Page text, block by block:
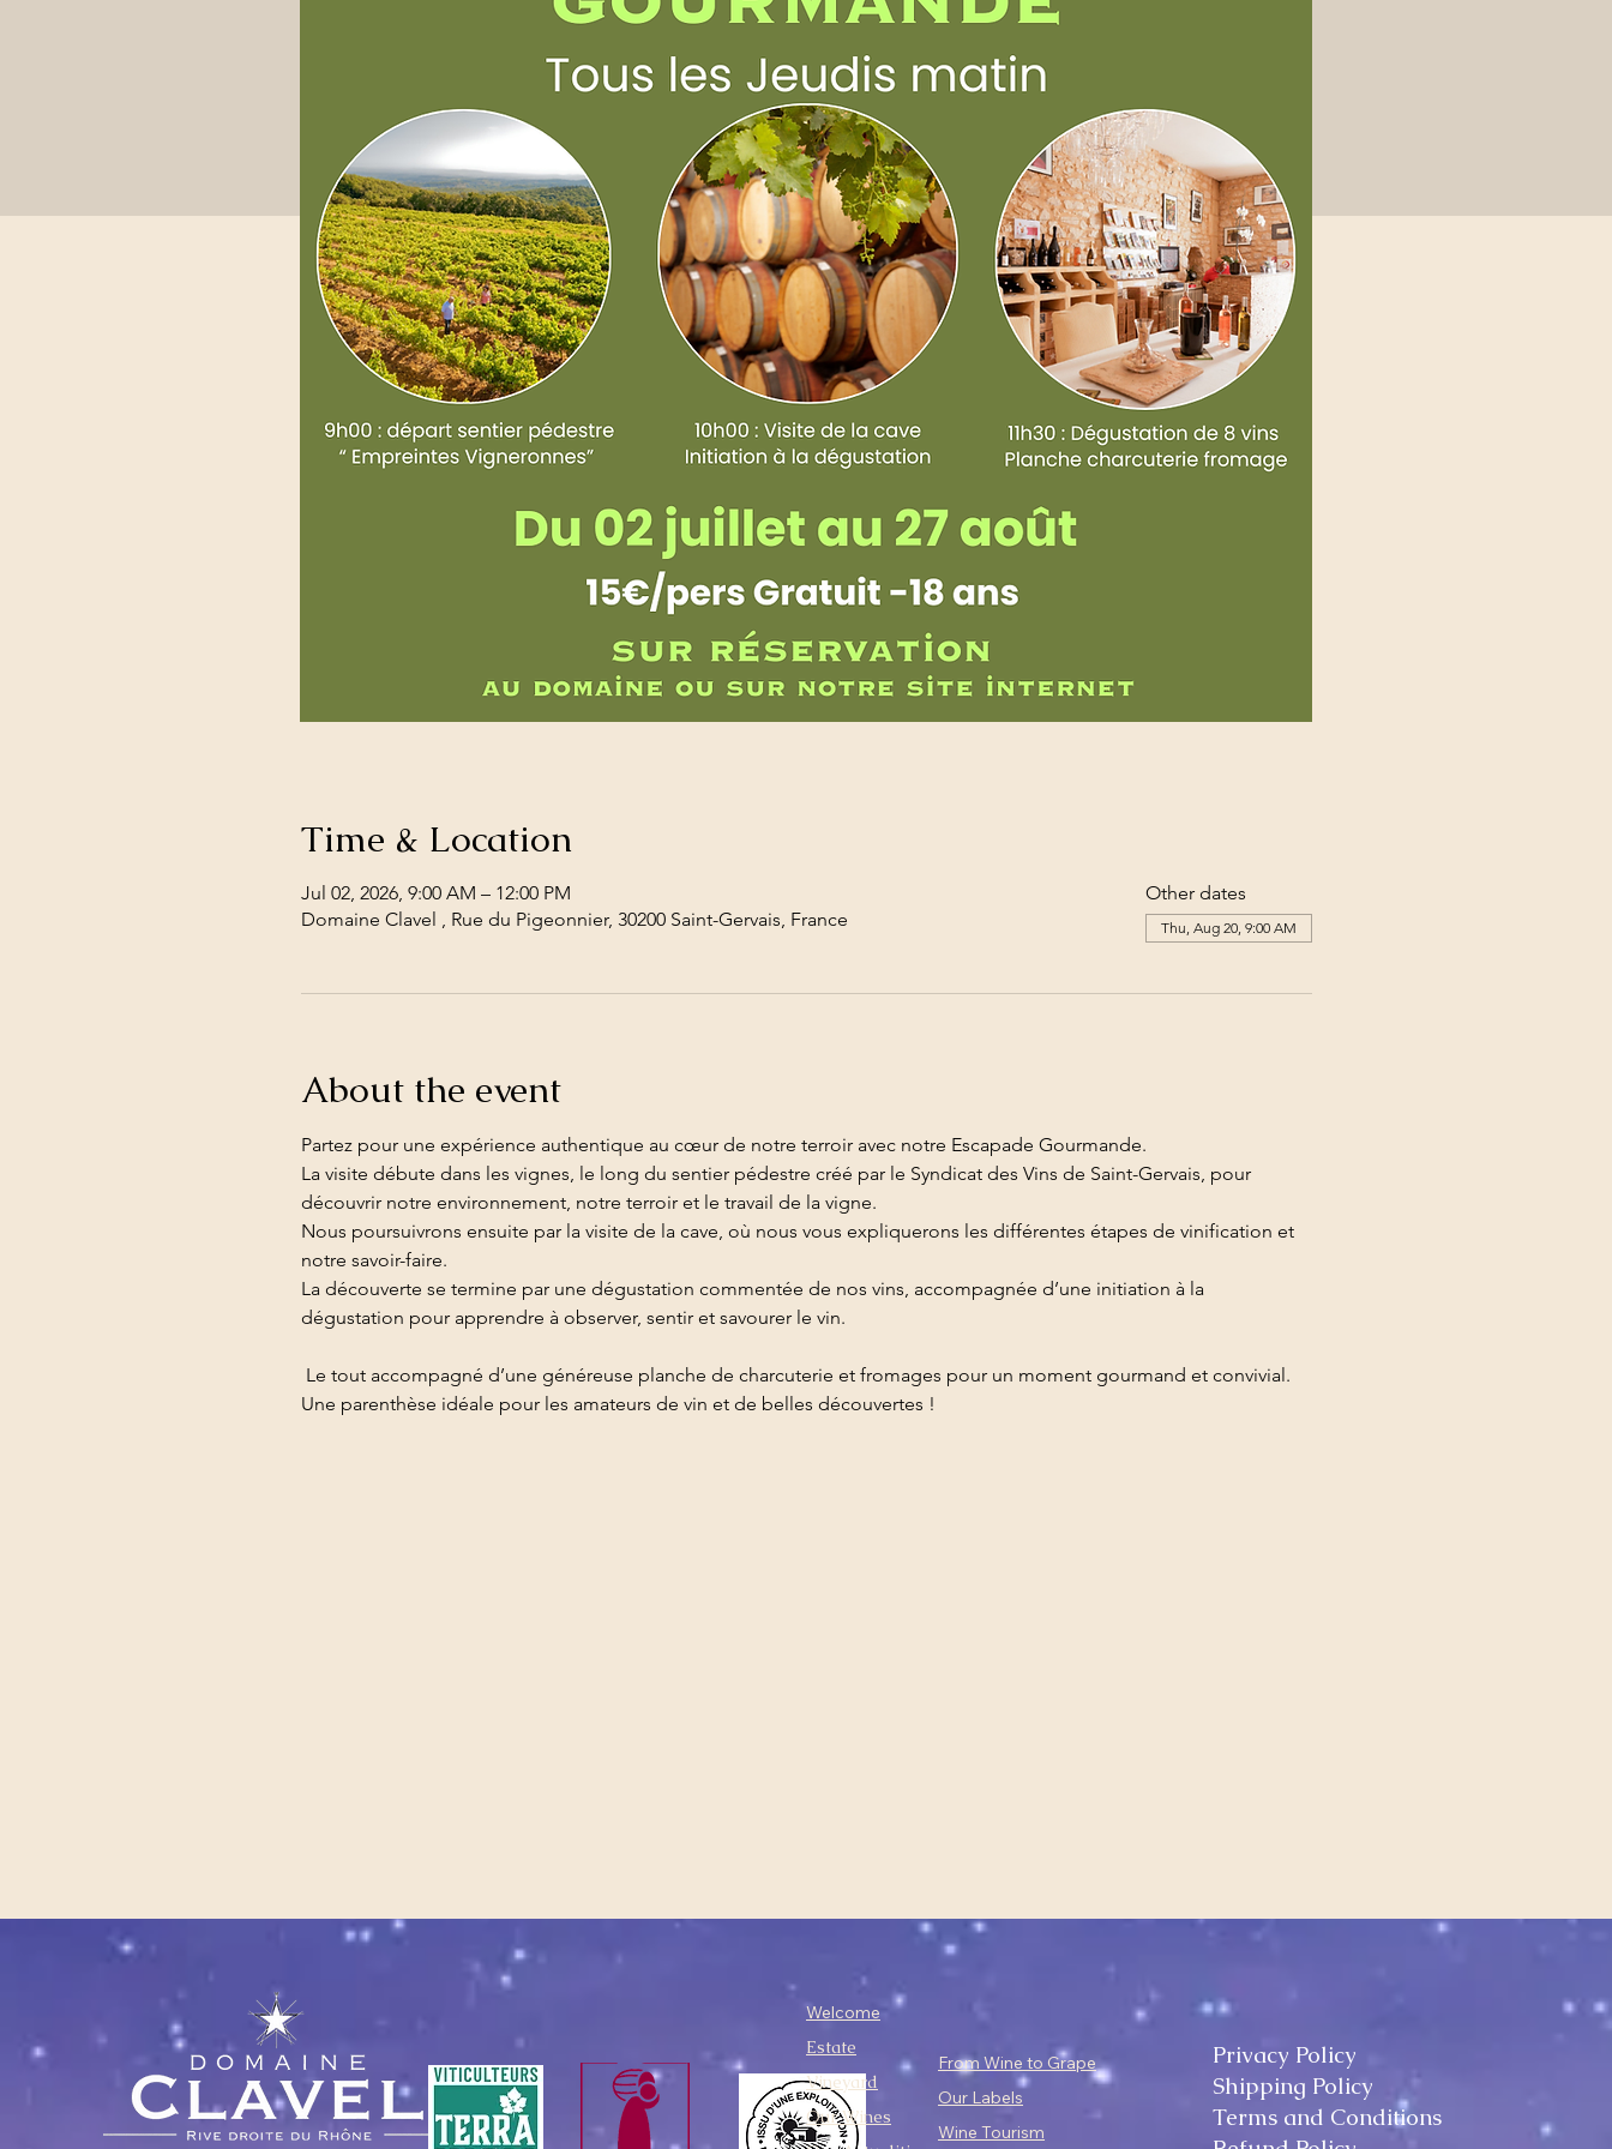
Time & Location
Jul 02, 2026, 9:00 AM – 12:00 PM
Domaine Clavel , Rue du Pigeonnier, 30200 Saint-Gervais, France
Other dates
Thu, Aug 20, 9:00 AM
About the event
Partez pour une expérience authentique au cœur de notre terroir avec notre Escapade Gourmande.
La visite débute dans les vignes, le long du sentier pédestre créé par le Syndicat des Vins de Saint-Gervais, pour
découvrir notre environnement, notre terroir et le travail de la vigne.
Nous poursuivrons ensuite par la visite de la cave, où nous vous expliquerons les différentes étapes de vinification et
notre savoir-faire.
La découverte se termine par une dégustation commentée de nos vins, accompagnée d’une initiation à la
dégustation pour apprendre à observer, sentir et savourer le vin.
Le tout accompagné d’une généreuse planche de charcuterie et fromages pour un moment gourmand et convivial.
Une parenthèse idéale pour les amateurs de vin et de belles découvertes !
Welcome
Estate
Vineyard
Our Wines
From Wine to Grape
Our Labels
Wine Tourism
Privacy Policy
Shipping Policy
Terms and Conditions